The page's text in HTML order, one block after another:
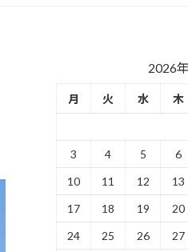
2026
月 火 水 木
3
4 5 6
10
11 12 13
17
18 19 20
24
25 26 27